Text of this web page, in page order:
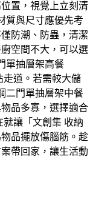
置，視覺上立刻清
質與尺寸應優先考
防潮、防蟲，清潔
空間不大，可以選
單抽層架高餐
走道。若需較大儲
二門單抽層架中餐
品多寡，選擇適合
讓「文創集 收納
品擺放傷腦筋。趁
帶回家，讓生活動